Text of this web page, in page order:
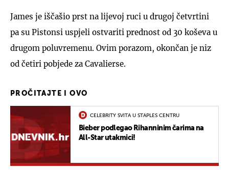
James je iščašio prst na lijevoj ruci u drugoj četvrtini
pa su Pistonsi uspjeli ostvariti prednost od 30 koševa u
drugom poluvremenu. Ovim porazom, okončan je niz
od četiri pobjede za Cavalierse.
PROČITAJTE I OVO
CELEBRITY SVITA U STAPLES CENTRU
Bieber podlegao Rihanninim čarima na
All-Star utakmici!